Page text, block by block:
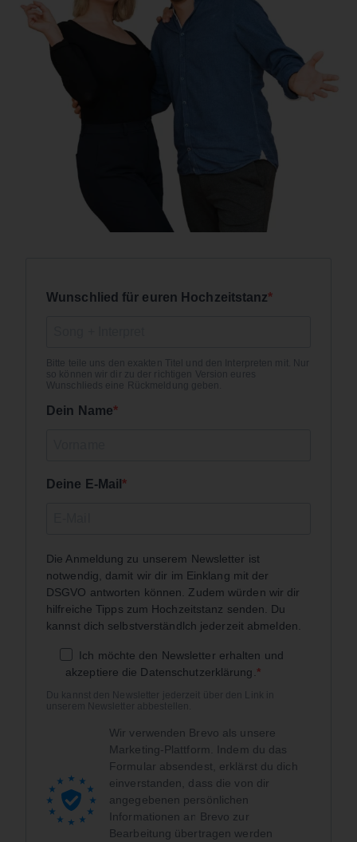
Wunschlied für euren Hochzeitstanz
Bitte teile uns den exakten Titel und den Interpreten mit. Nur
so können wir dir zu der richtigen Version eures
Wunschlieds eine Rückmeldung geben.
Dein Name
Deine E-Mail
Die Anmeldung zu unserem Newsletter ist
notwendig, damit wir dir im Einklang mit der
DSGVO antworten können. Zudem würden wir dir
hilfreiche Tipps zum Hochzeitstanz senden. Du
kannst dich selbstverständlch jederzeit abmelden.
Ich möchte den Newsletter erhalten und
akzeptiere die Datenschutzerklärung.
Du kannst den Newsletter jederzeit über den Link in
unserem Newsletter abbestellen.
Wir verwenden Brevo als unsere
Marketing-Plattform. Indem du das
Formular absendest, erklärst du dich
einverstanden, dass die von dir
angegebenen persönlichen
Informationen an Brevo zur
Bearbeitung übertragen werden